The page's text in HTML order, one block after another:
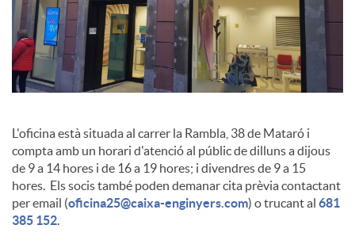
c
o
n
t
i
L'oficina està situada al carrer la Rambla, 38 de Mataró i
compta amb un horari d'atenció al públic de dilluns a dijous
de 9 a 14 hores i de 16 a 19 hores; i divendres de 9 a 15
hores. Els socis també poden demanar cita prèvia contactant
per email (oficina25@caixa-enginyers.com) o trucant al 681
385 152.